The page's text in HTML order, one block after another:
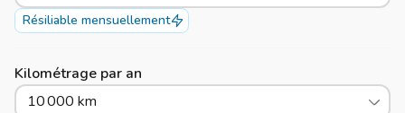
Résiliable mensuellement
Kilométrage par an
10 000 km